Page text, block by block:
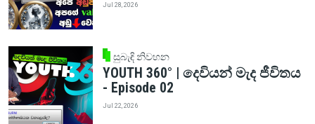
Jul 28, 2026
සුබැඳි නිවහන
YOUTH 360° | දෙවියන් මැද ජීවිතය
- Episode 02
Jul 22, 2026